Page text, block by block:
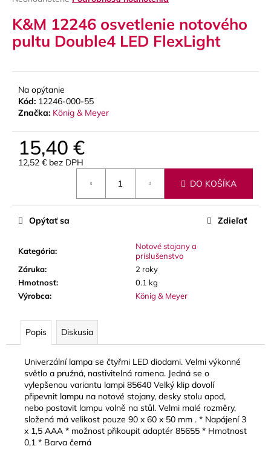
produktu
je
0,0
K&M 12246 osvetlenie notového
pultu Double4 LED FlexLight
Na opýtanie
Kód: 12246-000-55
Značka: König & Meyer
15,40 €
12,52 € bez DPH
DO KOŠÍKA
Kategória:
Notové stojany a
príslušenstvo
Záruka:
2 roky
Hmotnosť:
0.1 kg
Výrobca: König & Meyer
Opýtať sa Zdieľať
Popis Diskusia
Univerzální lampa se čtyřmi LED diodami. Velmi výkonné
světlo a pružná, nastivitelná ramena. Jedná se o
vylepšenou variantu lampi 85640 Velký klip dovolí
připevnit lampu na notové stojany, desky stolu apod,
nebo postavit lampu volně na stůl. Velmi malé rozměry,
složená má velikost pouze 90 x 60 x 50 mm . * Napájení 3
x 1,5 AAA * možnost přikoupit adaptér 85655 * Hmotnost
0,1 * Barva černá
á
j
s
HĽADAŤ
d
p
a
m
CLASSIC
PLÁTKY
NA
ALT
SAXOFÓN
3,90